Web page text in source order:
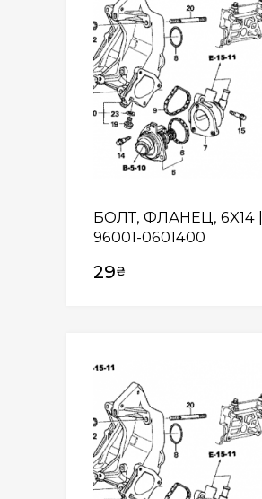
БОЛТ, ФЛАНЕЦ, 6X14 |
96001-0601400
29₴